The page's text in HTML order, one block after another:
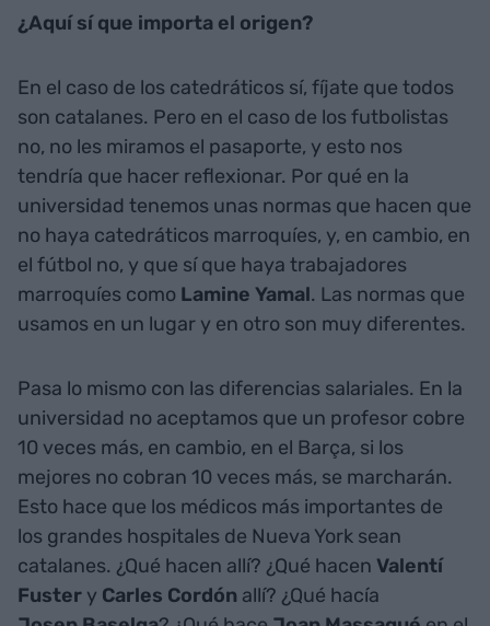
¿Aquí sí que importa el origen?
En el caso de los catedráticos sí, fíjate que todos
son catalanes. Pero en el caso de los futbolistas
no, no les miramos el pasaporte, y esto nos
tendría que hacer reflexionar. Por qué en la
universidad tenemos unas normas que hacen que
no haya catedráticos marroquíes, y, en cambio, en
el fútbol no, y que sí que haya trabajadores
marroquíes como Lamine Yamal. Las normas que
usamos en un lugar y en otro son muy diferentes.
Pasa lo mismo con las diferencias salariales. En la
universidad no aceptamos que un profesor cobre
10 veces más, en cambio, en el Barça, si los
mejores no cobran 10 veces más, se marcharán.
Esto hace que los médicos más importantes de
los grandes hospitales de Nueva York sean
catalanes. ¿Qué hacen allí? ¿Qué hacen Valentí
Fuster y Carles Cordón allí? ¿Qué hacía